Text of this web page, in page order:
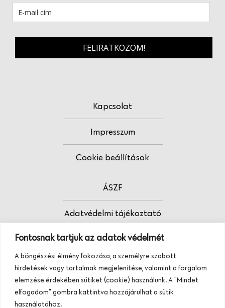
Fontosnak tartjuk az adatok védelmét
A böngészési élmény fokozása, a személyre szabott
hirdetések vagy tartalmak megjelenítése, valamint a forgalom
elemzése érdekében sütiket (cookie) használunk. A "Mindet
elfogadom" gombra kattintva hozzájárulhat a sütik
használatához.
FELIRATKOZOM!
Kapcsolat
Impresszum
Cookie beállítások
ÁSZF
Adatvédelmi tájékoztató
Fodrász vagy?
Tudj meg többet termékeinkről, szolgáltatásainkról.
Hívj minket, vagy üzenj nekünk ezen a
telefonszámon:
+36 20 945 84 74